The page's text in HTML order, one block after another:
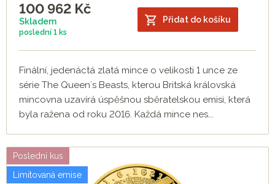
100 962 Kč
Skladem
poslední 1 ks
Přidat do košíku
Finální, jedenáctá zlatá mince o velikosti 1 unce ze
série The Queen´s Beasts, kterou Britská královská
mincovna uzavírá úspěšnou sběratelskou emisi, která
byla ražena od roku 2016. Každá mince nes...
Poslední kus
Limitovaná emise